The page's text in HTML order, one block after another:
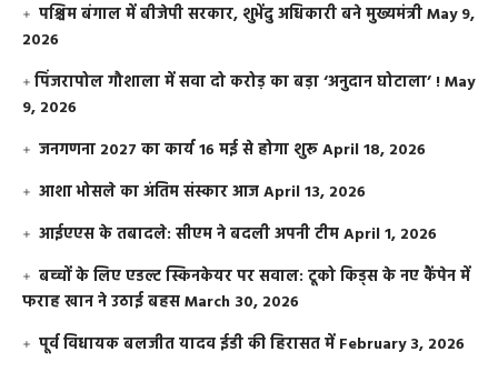
पश्चिम बंगाल में बीजेपी सरकार, शुभेंदु अधिकारी बने मुख्यमंत्रीMay 9,
2026
​पिंजरापोल गौशाला में सवा दो करोड़ का बड़ा ‘अनुदान घोटाला’ !May
9, 2026
जनगणना 2027 का कार्य 16 मई से होगा शुरूApril 18, 2026
आशा भोसले का अंतिम संस्कार आजApril 13, 2026
आईएएस के तबादले: सीएम ने बदली अपनी टीमApril 1, 2026
बच्चों के लिए एडल्ट स्किनकेयर पर सवाल: टूको किड्स के नए कैंपेन में
फराह खान ने उठाई बहसMarch 30, 2026
पूर्व विधायक बलजीत यादव ईडी की हिरासत में February 3, 2026